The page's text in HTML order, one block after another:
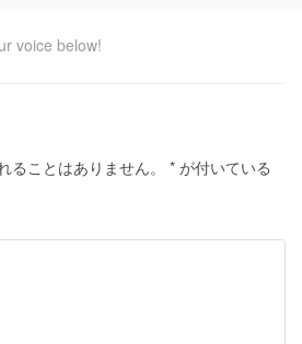
voice below!
ることはありません。 * が付いている